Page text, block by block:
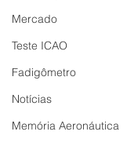
Mercado
Teste ICAO
Fadigômetro
Notícias
Memória Aeronáutica